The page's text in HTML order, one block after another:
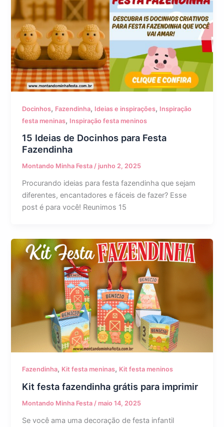
Docinhos, Fazendinha, Ideias e inspirações, Inspiração
festa meninas, Inspiração festa meninos
15 Ideias de Docinhos para Festa
Fazendinha
Montando Minha Festa/ junho 2, 2025
Procurando ideias para festa fazendinha que sejam
diferentes, encantadores e fáceis de fazer? Esse
post é para você! Reunimos 15
Fazendinha, Kit festa meninas, Kit festa meninos
Kit festa fazendinha grátis para imprimir
Montando Minha Festa / maio 14, 2025
Se você ama uma decoração de festa infantil